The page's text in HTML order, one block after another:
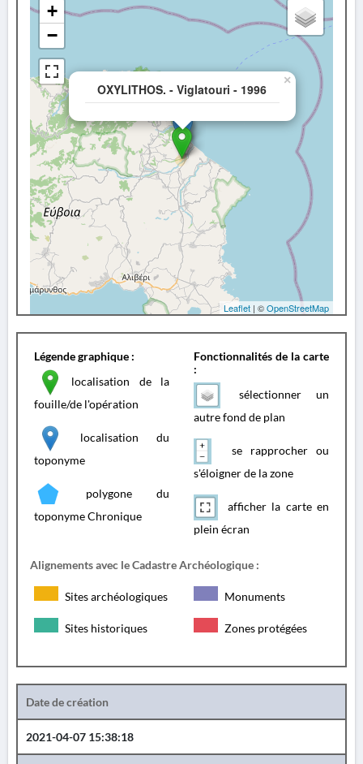
OXYLITHOS. - Viglatouri - 1996
×
+
−
Leaflet | ©OpenStreetMap
Légende graphique :
localisation de la
fouille/de l'opération
localisation du
toponyme
polygone du
toponyme Chronique
Fonctionnalités de la carte
:
sélectionner un
autre fond de plan
se rapprocher ou
s'éloigner de la zone
afficher la carte en
plein écran
Alignements avec le Cadastre Archéologique :
Sites archéologiques Monuments
Sites historiques Zones protégées
Date de création
2021-04-07 15:38:18